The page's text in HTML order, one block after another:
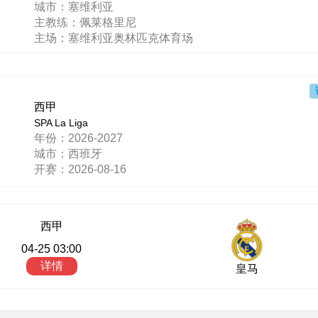
城市：塞维利亚
主教练：佩莱格里尼
主场：塞维利亚奥林匹克体育场
西甲
SPA La Liga
年份：2026-2027
城市：西班牙
开赛：2026-08-16
西甲
04-25 03:00
详情
皇马